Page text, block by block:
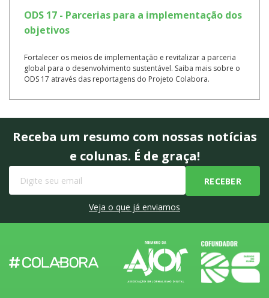
ODS 17 - Parcerias para a implementação dos
objetivos
Fortalecer os meios de implementação e revitalizar a parceria
global para o desenvolvimento sustentável. Saiba mais sobre o
ODS 17 através das reportagens do Projeto Colabora.
Receba um resumo com nossas notícias
e colunas. É de graça!
Veja o que já enviamos